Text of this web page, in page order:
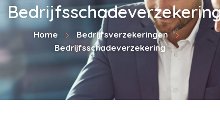
Home
Bedrijfsverzekeringen
Bedrijfsschadeverzekering